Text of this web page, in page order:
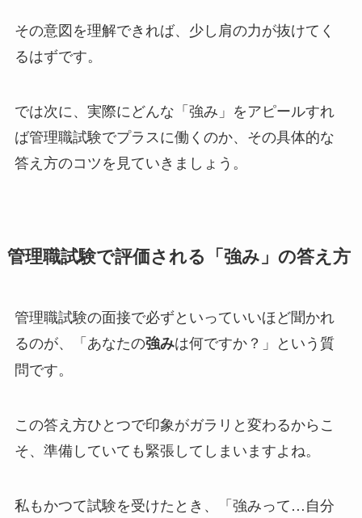
その意図を理解できれば、少し肩の力が抜けてく
るはずです。
では次に、実際にどんな「強み」をアピールすれ
ば管理職試験でプラスに働くのか、その具体的な
答え方のコツを見ていきましょう。
管理職試験で評価される「強み」の答え方
管理職試験の面接で必ずといっていいほど聞かれ
るのが、「あなたの強みは何ですか？」という質
問です。
この答え方ひとつで印象がガラリと変わるからこ
そ、準備していても緊張してしまいますよね。
私もかつて試験を受けたとき、「強みって…自分